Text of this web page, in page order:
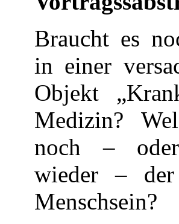
Braucht es
in einer
Objekt
Medizin?
noch – oder
wieder –
Menschsein?